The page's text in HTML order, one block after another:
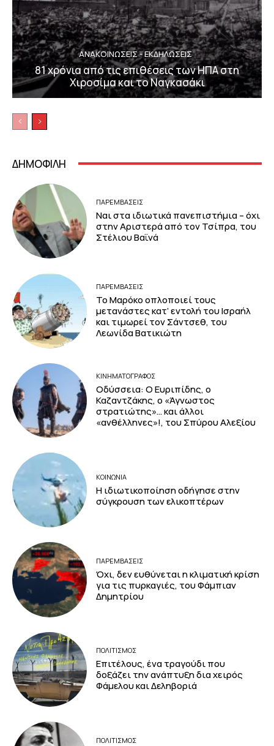
ΑΝΑΚΟΙΝΩΣΕΙΣ - ΕΚΔΗΛΩΣΕΙΣ
81 χρόνια από τις επιθέσεις των ΗΠΑ στη
Χιροσίμα και το Ναγκασάκι
ΔΗΜΟΦΙΛΗ
ΠΑΡΕΜΒΑΣΕΙΣ
Ναι στα ιδιωτικά πανεπιστήμια – όχι
στην Αριστερά από τον Τσίπρα, του
Στέλιου Βαϊνά
ΠΑΡΕΜΒΑΣΕΙΣ
Το Μαρόκο οπλοποιεί τους
μετανάστες κατ’ εντολή του Ισραήλ
και τιμωρεί τον Σάντσεθ, του
Λεωνίδα Βατικιώτη
ΚΙΝΗΜΑΤΟΓΡΆΦΟΣ
Οδύσσεια: Ο Ευριπίδης, ο
Καζαντζάκης, ο «Άγνωστος
στρατιώτης»… και άλλοι
«ανθέλληνες»!, του Σπύρου Αλεξίου
ΚΟΙΝΩΝΙΑ
Η ιδιωτικοποίηση οδήγησε στην
σύγκρουση των ελικοπτέρων
ΠΑΡΕΜΒΑΣΕΙΣ
Όχι, δεν ευθύνεται η κλιματική κρίση
για τις πυρκαγιές, του Φάμπιαν
Δημητρίου
ΠΟΛΙΤΙΣΜΟΣ
Επιτέλους, ένα τραγούδι που
δοξάζει την ανάπτυξη δια χειρός
Φάμελου και Δεληβοριά
ΠΟΛΙΤΙΣΜΟΣ